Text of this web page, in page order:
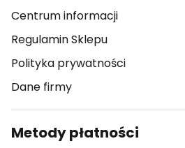
Centrum informacji
Regulamin Sklepu
Polityka prywatności
Dane firmy
Metody płatności